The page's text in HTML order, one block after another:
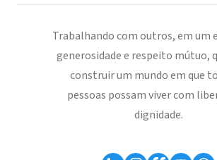
Trabalhando com outros, em um
generosidade e respeito mútuo,
construir um mundo em que
pessoas possam viver com
dignidade.